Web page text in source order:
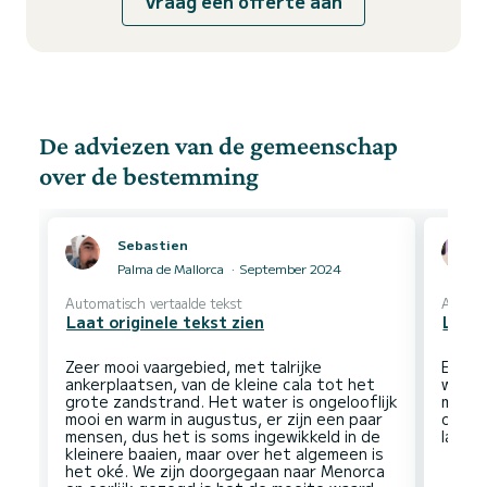
De adviezen van de gemeenschap
over de bestemming
Sebastien
Palma de Mallorca
September 2024
Automatisch vertaalde tekst
Laat originele tekst zien
Zeer mooi vaargebied, met talrijke
ankerplaatsen, van de kleine cala tot het
grote zandstrand. Het water is ongelooflijk
mooi en warm in augustus, er zijn een paar
mensen, dus het is soms ingewikkeld in de
kleinere baaien, maar over het algemeen is
het oké. We zijn doorgegaan naar Menorca
Laat
Een